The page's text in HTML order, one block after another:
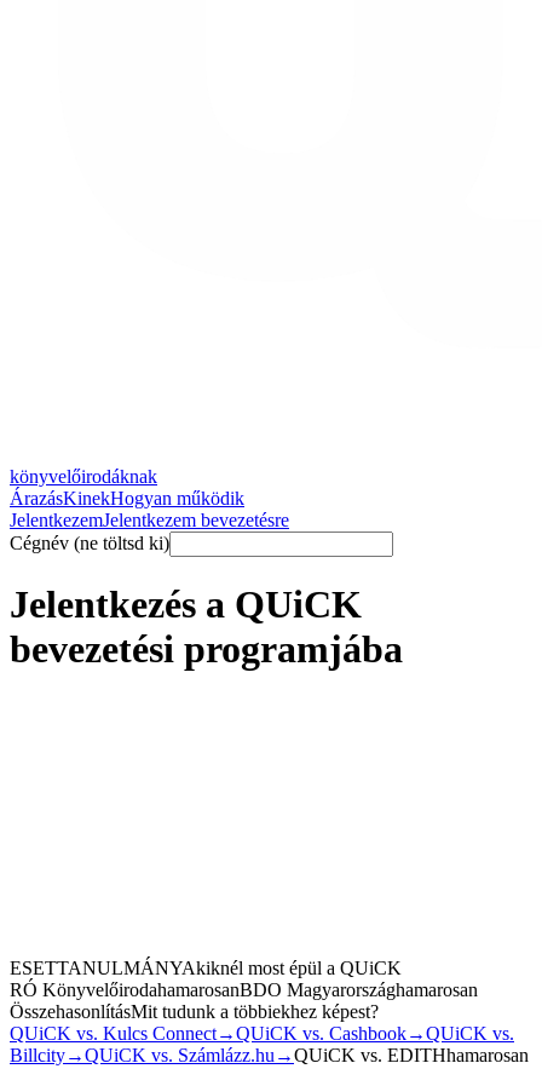
könyvelőirodáknak
ÁrazásKinekHogyan működik
JelentkezemJelentkezem bevezetésre
Cégnév (ne töltsd ki)
Jelentkezés a QUiCK
bevezetési programjába
ESETTANULMÁNYAkiknél most épül a QUiCK
RÓ KönyvelőirodahamarosanBDO Magyarországhamarosan
ÖsszehasonlításMit tudunk a többiekhez képest?
QUiCK vs. Kulcs Connect→QUiCK vs. Cashbook→QUiCK vs.
Billcity→QUiCK vs. Számlázz.hu →QUiCK vs. EDITHhamarosan